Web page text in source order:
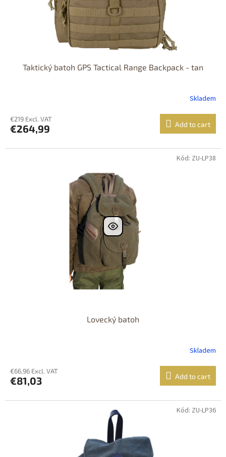
Taktický batoh GPS Tactical Range Backpack - tan
Skladem
€219 Excl. VAT
€264,99 Add to cart
Lovecký batoh
Skladem
€66,96 Excl. VAT
€81,03 Add to cart
Kód: ZU-LP38
Kód: ZU-LP36